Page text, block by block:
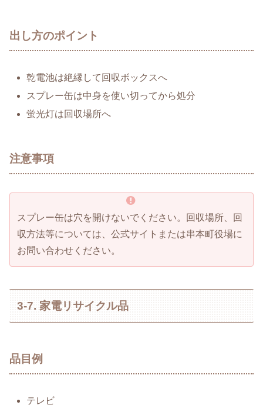
出し方のポイント
乾電池は絶縁して回収ボックスへ
スプレー缶は中身を使い切ってから処分
蛍光灯は回収場所へ
注意事項
スプレー缶は穴を開けないでください。回収場所、回
収方法等については、公式サイトまたは串本町役場に
お問い合わせください。
3-7. 家電リサイクル品
品目例
テレビ